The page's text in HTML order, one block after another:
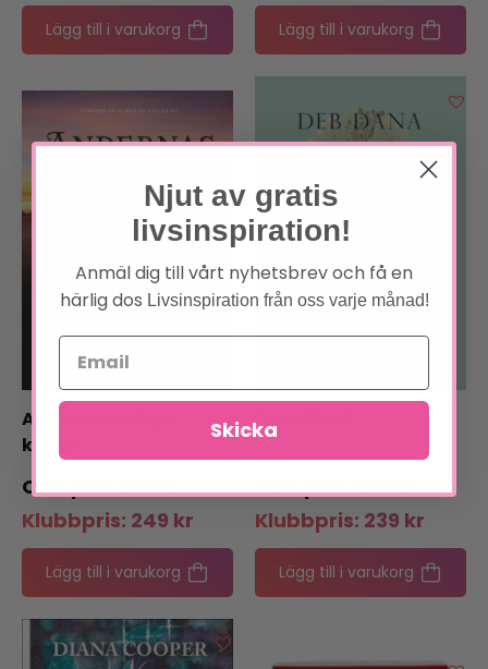
Lägg till i varukorg Lägg till i varukorg
Andernas heliga
koder
299kr
Klubbpris: 249 kr
Lägg till i varukorg
Förankrad
279kr
Klubbpris: 239 kr
Lägg till i varukorg
Njut av gratis
livsinspiration!
Anmäl dig till vårt nyhetsbrev och få en
härlig dos Livsinspiration från oss varje månad!
Skicka